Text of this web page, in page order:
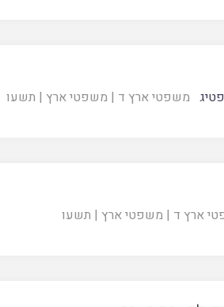
משפטי ארץ ד | משפטי ארץ | תשעו
ארץ ד | משפטי ארץ | תשעו